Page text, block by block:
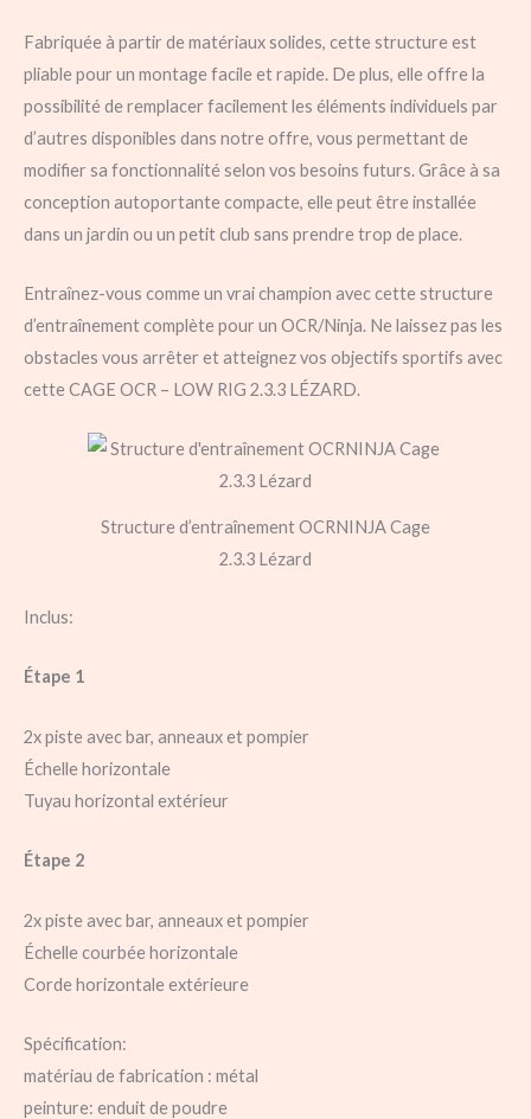
Fabriquée à partir de matériaux solides, cette structure est
pliable pour un montage facile et rapide. De plus, elle offre la
possibilité de remplacer facilement les éléments individuels par
d’autres disponibles dans notre offre, vous permettant de
modifier sa fonctionnalité selon vos besoins futurs. Grâce à sa
conception autoportante compacte, elle peut être installée
dans un jardin ou un petit club sans prendre trop de place.
Entraînez-vous comme un vrai champion avec cette structure
d’entraînement complète pour un OCR/Ninja. Ne laissez pas les
obstacles vous arrêter et atteignez vos objectifs sportifs avec
cette CAGE OCR – LOW RIG 2.3.3 LÉZARD.
Structure d’entraînement OCRNINJA Cage
2.3.3 Lézard
Inclus:
Étape 1​
2x piste avec bar, anneaux et pompier​
Échelle horizontale
Tuyau horizontal extérieur​
​Étape 2​
2x piste avec bar, anneaux et pompier​
Échelle courbée horizontale
Corde horizontale extérieure
Spécification:
matériau de fabrication : métal
peinture: enduit de poudre